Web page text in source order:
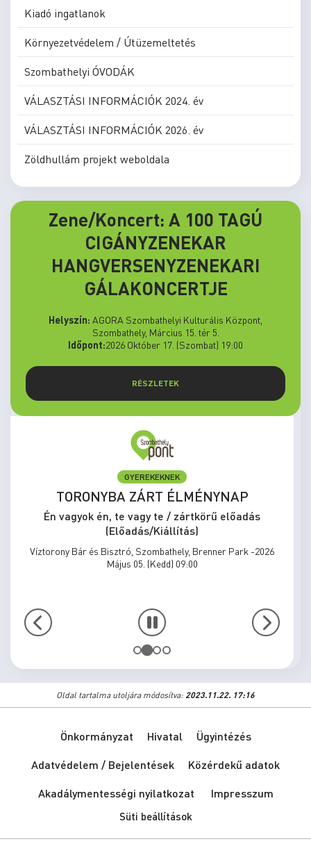
Kiadó ingatlanok
Környezetvédelem / Útüzemeltetés
Szombathelyi ÓVODÁK
VÁLASZTÁSI INFORMÁCIÓK 2024. év
VÁLASZTÁSI INFORMÁCIÓK 2026. év
Zöldhullám projekt weboldala
Zene/Koncert: A 100 TAGÚ
CIGÁNYZENEKAR
HANGVERSENYZENEKARI
GÁLAKONCERTJE
Helyszín: AGORA Szombathelyi Kulturális Központ,
Szombathely, Március 15. tér 5.
Időpont:2026 Október 17. (Szombat) 19:00
RÉSZLETEK
GYEREKEKNEK
TORONYBA ZÁRT ÉLMÉNYNAP
Én vagyok én, te vagy te / zártkörű előadás
(Előadás/Kiállítás)
Víztorony Bár és Bisztró, Szombathely, Brenner Park -2026
Május 05. (Kedd) 09:00
Oldal tartalma utoljára módosítva: 2023.11.22. 17:16
Önkormányzat Hivatal
Ügyintézés
Adatvédelem / Bejelentések
Közérdekű adatok
Akadálymentességi nyilatkozat
Impresszum
Süti beállítások